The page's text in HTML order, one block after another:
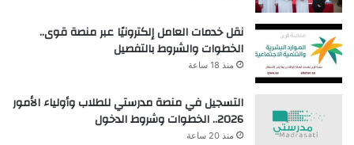
نقل خدمات العامل إلكترونيًا عبر منصة قوى..
الخطوات والشروط بالتفصيل
منذ 18 ساعة
التسجيل في منصة مدرستي للطلاب وأولياء الأمور
2026.. الخطوات وشروط الدخول
منذ 20 ساعة